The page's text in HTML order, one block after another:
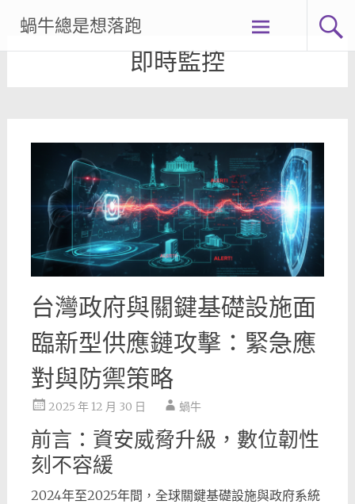
content
蝸牛總是想落跑
即時監控
台灣政府與關鍵基礎設施面
臨新型供應鏈攻擊：緊急應
對與防禦策略
2025 年 12 月 30 日 蝸牛
前言：資安威脅升級，數位韌性
刻不容緩
2024年至2025年間，全球關鍵基礎設施與政府系統